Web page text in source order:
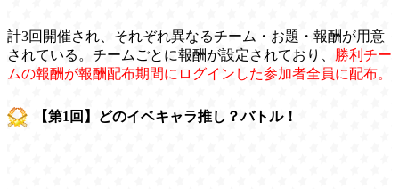
計3回開催され、それぞれ異なるチーム・お題・報酬が用意
されている。チームごとに報酬が設定されており、 勝利チー
ムの報酬が報酬配布期間にログインした参加者全員に配布。
【第1回】どのイベキャラ推し？バトル！